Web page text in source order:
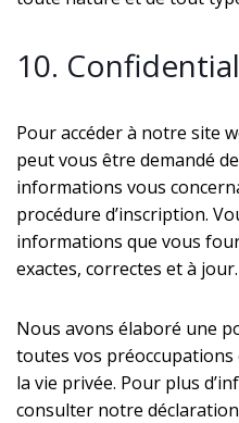
10.
Pour accéder à notre site
peut vous être demandé
informations vous
procédure d’inscription.
informations que vous
exactes, correctes et à jour.
Nous avons élaboré une
toutes vos
la vie privée. Pour plus
consulter notre